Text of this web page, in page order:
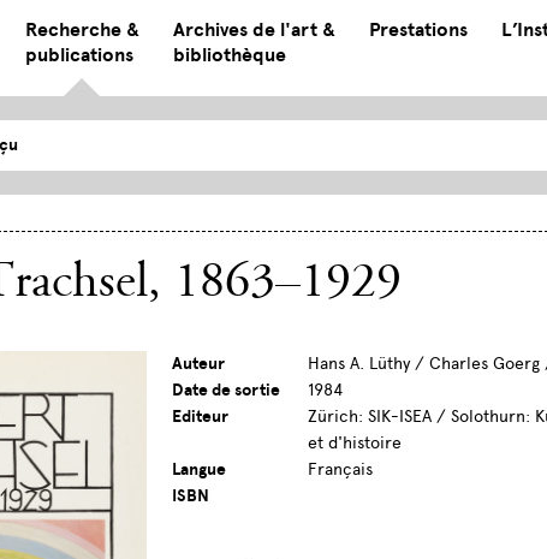
Recherche &
publications
Archives de l'art &
bibliothèque
Prestations
1863–1929
Auteur
Hans A. Lüthy / Charles
Date de sortie
1984
Editeur
Zürich: SIK-ISEA / Solothurn:
et d'histoire
Langue
Français
ISBN